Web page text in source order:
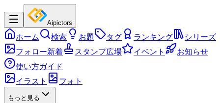
Aipictors
ホーム 検索 お題 タグ ランキング
シリーズ
フォロー新着
スタンプ広場 イベント
お知らせ
使い方ガイド
イラスト
フォト
もっと見る